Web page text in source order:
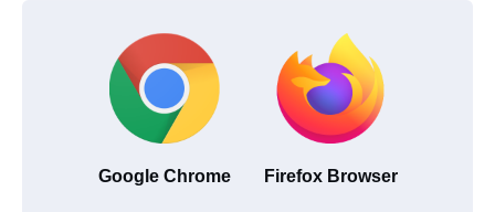
Google Chrome Firefox Browser